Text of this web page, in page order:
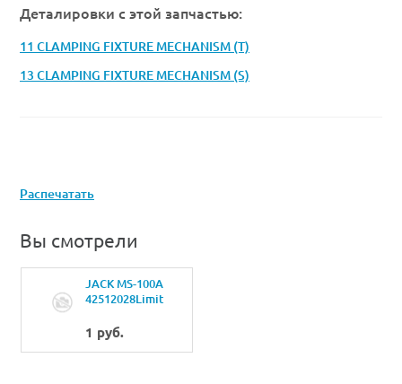
Деталировки с этой запчастью:
11 CLAMPING FIXTURE MECHANISM (T)
13 CLAMPING FIXTURE MECHANISM (S)
Распечатать
Вы смотрели
JACK MS-100A
42512028Limit
1 руб.